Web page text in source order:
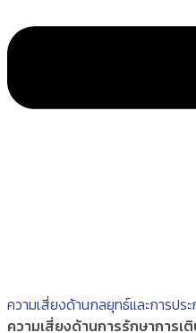
ความเสี่ยงด้านกลยุทธ์และการปร
ความเสี่ยงด้านการรักษาการเ